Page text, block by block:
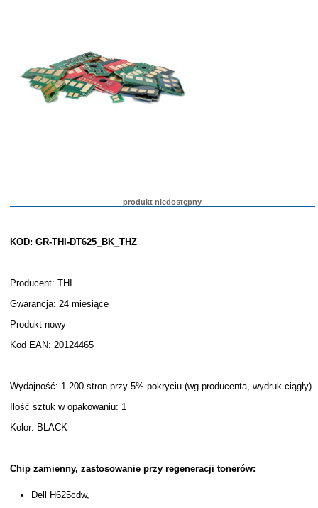
produkt niedostępny
KOD: GR-THI-DT625_BK_THZ
Producent: THI
Gwarancja: 24 miesiące
Produkt nowy
Kod EAN: 20124465
Wydajność: 1 200 stron przy 5% pokryciu (wg producenta, wydruk ciągły)
Ilość sztuk w opakowaniu: 1
Kolor: BLACK
Chip zamienny, zastosowanie przy regeneracji tonerów:
Dell H625cdw,